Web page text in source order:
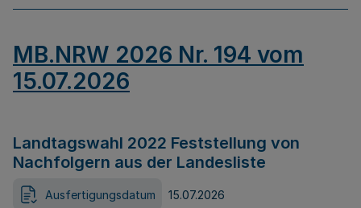
MB.NRW 2026 Nr. 194 vom
15.07.2026
Landtagswahl 2022 Feststellung von
Nachfolgern aus der Landesliste
Ausfertigungsdatum 15.07.2026